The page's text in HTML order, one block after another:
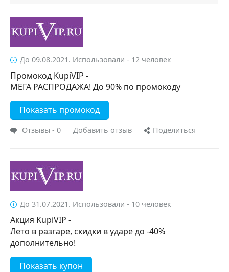
До 09.08.2021. Использовали - 12 человек
Промокод KupiVIP -
МЕГА РАСПРОДАЖА! До 90% по промокоду
Показать промокод
Отзывы - 0 Добавить отзыв Поделиться
До 31.07.2021. Использовали - 10 человек
Акция KupiVIP -
Лето в разгаре, скидки в ударе до -40%
дополнительно!
Показать купон